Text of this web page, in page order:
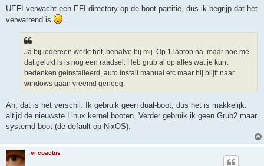
UEFI verwacht een EFI directory op de boot partitie, dus ik begrijp dat het
verwarrend is
Ja bij iedereen werkt het, behalve bij mij. Op 1 laptop na, maar hoe me
dat gelukt is is nog een raadsel. Heb grub al op alles wat je kunt
bedenken geinstalleerd, auto install manual etc maar hij blijft naar
windows gaan vreemd genoeg.
Ah, dat is het verschil. Ik gebruik geen dual-boot, dus het is makkelijk:
altijd de nieuwste Linux kernel booten. Verder gebruik ik geen Grub2 maar
systemd-boot (de default op NixOS).
vi coactus